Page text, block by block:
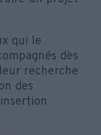
qui le
dès
recherche
des